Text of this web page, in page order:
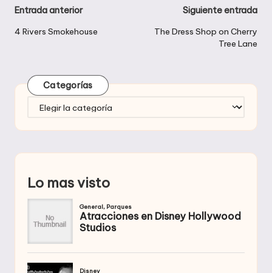
Navegación
de
Entrada anterior
4 Rivers Smokehouse
Siguiente entrada
The Dress Shop on Cherry
Tree Lane
Categorías
Categorías
Lo mas visto